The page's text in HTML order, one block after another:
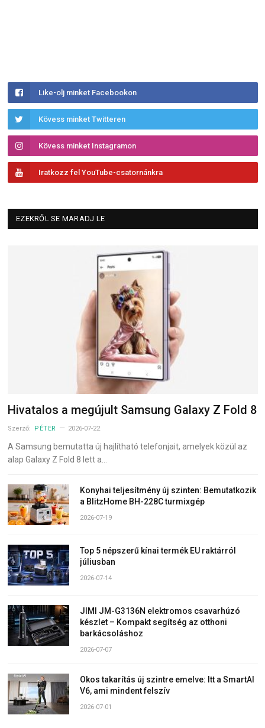
Like-olj minket Facebookon
Kövess minket Twitteren
Kövess minket Instagramon
Iratkozz fel YouTube-csatornánkra
EZEKRŐL SE MARADJ LE
Hivatalos a megújult Samsung Galaxy Z Fold 8
Szerző: PÉTER 2026-07-22
A Samsung bemutatta új hajlítható telefonjait, amelyek közül az
alap Galaxy Z Fold 8 lett a…
Konyhai teljesítmény új szinten: Bemutatkozik
a BlitzHome BH-228C turmixgép
2026-07-19
Top 5 népszerű kínai termék EU raktárról
júliusban
2026-07-14
JIMI JM-G3136N elektromos csavarhúzó
készlet – Kompakt segítség az otthoni
barkácsoláshoz
2026-07-07
Okos takarítás új szintre emelve: Itt a SmartAI
V6, ami mindent felszív
2026-07-01